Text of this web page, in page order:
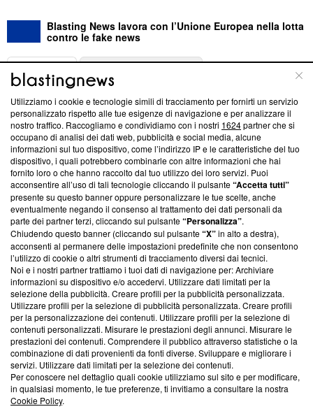
Blasting News lavora con l’Unione Europea nella lotta
contro le fake news
ABOUT
Questa sezione offre informazioni trasparenti su Blasting
News, sui nostri processi editoriali e su come ci impegniamo a
creare news di qualità. Inoltre, afferma la nostra aderenza a
‘Trust Project - News with Integrity’Blasting News non è
ancora membro del programma, ma ha richiesto di farne
parte; Trust Project non ha ancora effettuato una verifica di
conformità agli standard.
Su di noi
Team editoriale
Corporate
Redazione
Informativa Privacy
Cookie Policy
Blasting SA, IDI CHE-247.845.224, Via Carlo Frasca, 3 - 6900
Lugano (Svizzera) Tel:+39 0690258937
© 2026 Blasting News
Utilizziamo i cookie e tecnologie simili di tracciamento per fornirti un servizio
personalizzato rispetto alle tue esigenze di navigazione e per analizzare il
nostro traffico. Raccogliamo e condividiamo con i nostri 1624partner che si
occupano di analisi dei dati web, pubblicità e social media, alcune
informazioni sul tuo dispositivo, come l’indirizzo IP e le caratteristiche del tuo
dispositivo, i quali potrebbero combinarle con altre informazioni che hai
fornito loro o che hanno raccolto dal tuo utilizzo dei loro servizi. Puoi
acconsentire all’uso di tali tecnologie cliccando il pulsante“Accetta tutti”
presente su questo banner oppure personalizzare le tue scelte, anche
eventualmente negando il consenso al trattamento dei dati personali da
parte dei partner terzi, cliccando sul pulsante“Personalizza”.
Chiudendo questo banner (cliccando sul pulsante“X”in alto a destra),
acconsenti al permanere delle impostazioni predefinite che non consentono
l’utilizzo di cookie o altri strumenti di tracciamento diversi dai tecnici.
Noi e i nostri partner trattiamo i tuoi dati di navigazione per: Archiviare
informazioni su dispositivo e/o accedervi. Utilizzare dati limitati per la
selezione della pubblicità. Creare profili per la pubblicità personalizzata.
Utilizzare profili per la selezione di pubblicità personalizzata. Creare profili
per la personalizzazione dei contenuti. Utilizzare profili per la selezione di
contenuti personalizzati. Misurare le prestazioni degli annunci. Misurare le
prestazioni dei contenuti. Comprendere il pubblico attraverso statistiche o la
combinazione di dati provenienti da fonti diverse. Sviluppare e migliorare i
servizi. Utilizzare dati limitati per la selezione dei contenuti.
Per conoscere nel dettaglio quali cookie utilizziamo sul sito e per modificare,
in qualsiasi momento, le tue preferenze, ti invitiamo a consultare la nostra
Cookie Policy.